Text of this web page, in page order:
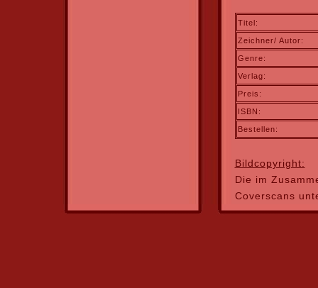
Titel:
Zeichner/ Autor:
Genre:
Verlag:
Preis:
ISBN:
Bestellen:
Bildcopyright:
Die im
Coverscans